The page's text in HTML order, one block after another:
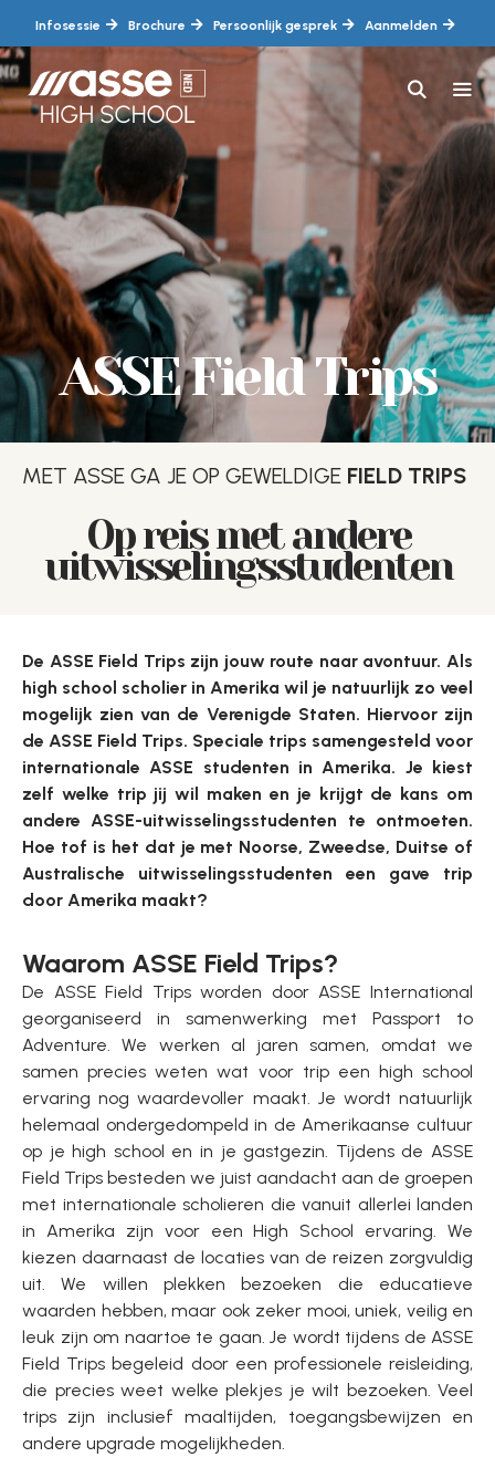
de
inhoud
Infosessie Brochure Persoonlijk gesprek Aanmelden
ASSE Field Trips
MET ASSE GA JE OP GEWELDIGE FIELD TRIPS
Op reis met andere
uitwisselingsstudenten
De ASSE Field Trips zijn jouw route naar avontuur. Als
high school scholier in Amerika wil je natuurlijk zo veel
mogelijk zien van de Verenigde Staten. Hiervoor zijn
de ASSE Field Trips. Speciale trips samengesteld voor
internationale ASSE studenten in Amerika. Je kiest
zelf welke trip jij wil maken en je krijgt de kans om
andere ASSE-uitwisselingsstudenten te ontmoeten.
Hoe tof is het dat je met Noorse, Zweedse, Duitse of
Australische uitwisselingsstudenten een gave trip
door Amerika maakt?
Waarom ASSE Field Trips?
De ASSE Field Trips worden door ASSE International
georganiseerd in samenwerking met Passport to
Adventure. We werken al jaren samen, omdat we
samen precies weten wat voor trip een high school
ervaring nog waardevoller maakt. Je wordt natuurlijk
helemaal ondergedompeld in de Amerikaanse cultuur
op je high school en in je gastgezin. Tijdens de ASSE
Field Trips besteden we juist aandacht aan de groepen
met internationale scholieren die vanuit allerlei landen
in Amerika zijn voor een High School ervaring. We
kiezen daarnaast de locaties van de reizen zorgvuldig
uit. We willen plekken bezoeken die educatieve
waarden hebben, maar ook zeker mooi, uniek, veilig en
leuk zijn om naartoe te gaan. Je wordt tijdens de ASSE
Field Trips begeleid door een professionele reisleiding,
die precies weet welke plekjes je wilt bezoeken. Veel
trips zijn inclusief maaltijden, toegangsbewijzen en
andere upgrade mogelijkheden.